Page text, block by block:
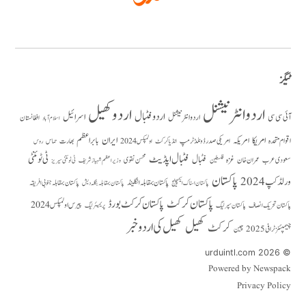
آئی سی سی اردو انٹرنیشنلاردو انٹر نیشنلاردو فٹبالاردو کھیلاسرائیل اسلام آباد افغانستان
اقوام متحدہ امریکا امریکہ امریکی صدر ڈونلڈ ٹرمپ انڈیا کرکٹ اولمپکس 2024 ایرانبابر اعظم بھارت حماس روس
سعودی عرب عمران خان غزہ فلسطین فٹبال فٹبال اپڈیٹ محسن نقوی وزیراعظم شہباز شریف ٹی ٹوئنٹی سیریز ٹی ٹوئنٹی
ورلڈ کپ 2024
پاکستان پاکستان اسٹاک ایکسچینج پاکستان بمقابلہ انگلینڈ پاکستان بمقابلہ بنگلہ دیش پاکستان بمقابلہ جنوبی افریقہ
پاکستان تحریک انصاف پاکستان سپر لیگ پاکستان کرکٹپاکستان کرکٹ بورڈ پریمیئر لیگ پیرس اولمپکس 2024
چیمپئنز ٹرافی 2025 چین کرکٹکھیلکھیل کی اردو خبر
Powered by Newspack
Privacy Policy